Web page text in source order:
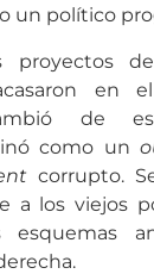
un político
proyectos
en
de
como un
corrupto.
a los viejos
esquemas